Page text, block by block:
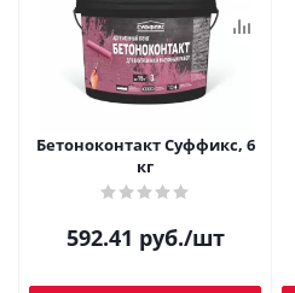
Бетоноконтакт Суффикс, 6
кг
592.41 руб./шт